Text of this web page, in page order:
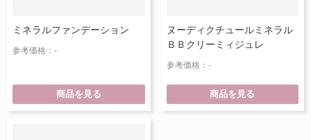
ミネラルファンデーション
参考価格：-
商品を見る
ヌーディクチュールミネラル
ＢＢクリーミィジュレ
参考価格：-
商品を見る